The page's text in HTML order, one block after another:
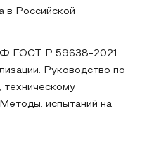
в Российской
ГОСТ Р 59638-2021
Руководство по
техническому
испытаний на